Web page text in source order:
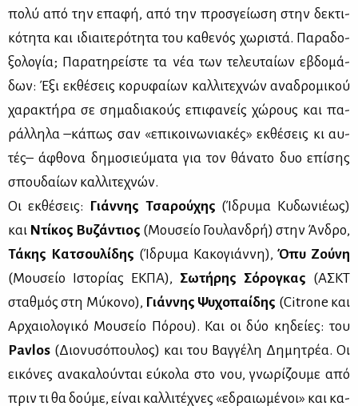
πο­λύ από την επα­φή, από την προ­σγεί­ω­ση στην δε­κτι­
κό­τη­τα και ιδιαι­τε­ρό­τη­τα του κα­θε­νός χω­ρι­στά. Πα­ρα­δο­
ξο­λο­γία; Πα­ρα­τη­ρεί­στε τα νέα των τε­λευ­ταί­ων εβδο­μά­
δων: Έξι εκ­θέ­σεις κο­ρυ­φαί­ων καλ­λι­τε­χνών ανα­δρο­μι­κού
χα­ρα­κτή­ρα σε ση­μα­δια­κούς επι­φα­νείς χώ­ρους και πα­
ράλ­λη­λα –κά­πως σαν «επι­κοι­νω­νια­κές» εκ­θέ­σεις κι αυ­
τές– άφθο­να δη­μο­σιεύ­μα­τα για τον θά­να­το δυο επί­σης
σπου­δαί­ων καλ­λι­τε­χνών.
Οι εκ­θέ­σεις: Γιάν­νης Τσα­ρού­χης (Ίδρυ­μα Κυ­δω­νιέ­ως)
και Ντί­κος Βυ­ζά­ντιος (Μου­σείο Γου­λαν­δρή) στην Άν­δρο,
Τά­κης Κα­τσου­λί­δης (Ίδρυ­μα Κα­κο­γιάν­νη),Όπυ Ζού­νη
(Μου­σείο Ιστο­ρί­ας ΕΚ­ΠΑ), Σω­τή­ρης Σό­ρο­γκας (ΑΣΚΤ
σταθ­μός στη Μύ­κο­νο), Γιάν­νης Ψυ­χο­παί­δης (Citrone και
Αρ­χαιο­λο­γι­κό Μου­σείο Πό­ρου). Και οι δύο κη­δεί­ες: του
Pavlos (Διο­νυ­σό­που­λος) και του Βαγ­γέ­λη Δη­μη­τρέα. Οι
ει­κό­νες ανα­κα­λού­νται εύ­κο­λα στο νου, γνω­ρί­ζου­με από
πριν τι θα δού­με, εί­ναι καλ­λι­τέ­χνες «εδραιω­μέ­νοι» και κα­